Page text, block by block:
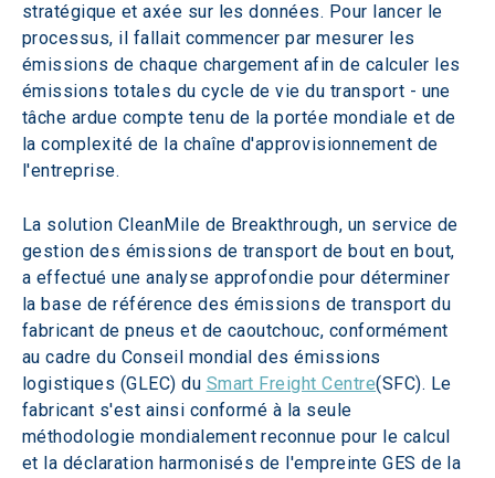
stratégique et axée sur les données. Pour lancer le
processus, il fallait commencer par mesurer les
émissions de chaque chargement afin de calculer les
émissions totales du cycle de vie du transport - une
tâche ardue compte tenu de la portée mondiale et de
la complexité de la chaîne d'approvisionnement de
l'entreprise.
La solution CleanMile de Breakthrough, un service de
gestion des émissions de transport de bout en bout,
a effectué une analyse approfondie pour déterminer
la base de référence des émissions de transport du
fabricant de pneus et de caoutchouc, conformément
au cadre du Conseil mondial des émissions
logistiques (GLEC) du Smart Freight Centre(SFC). Le
fabricant s'est ainsi conformé à la seule
méthodologie mondialement reconnue pour le calcul
et la déclaration harmonisés de l'empreinte GES de la